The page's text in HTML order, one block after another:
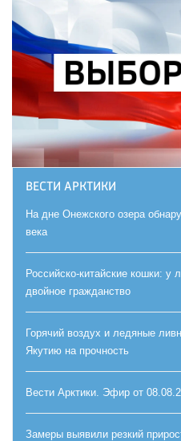
ВЕСТИ АРКТИКИ
На дне Онежского озера
века
Российско-китайские кошки: у
двойное гражданство
Горячий воздух и ледяные
Якутию на прочность
Вести Арктики. Эфир от
Замеры выявили резкий